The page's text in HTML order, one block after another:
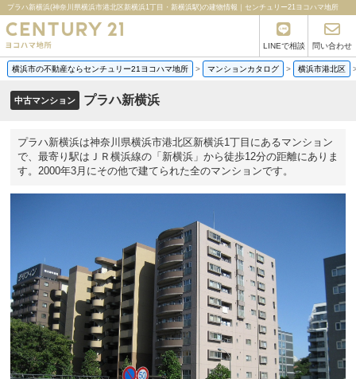
プラハ新横浜(神奈川県横浜市港北区新横浜1丁目・新横浜駅)の建物情報｜センチュリー21ヨコハマ地所
LINEで相談 問い合わせ
横浜市の不動産ならセンチュリー21ヨコハマ地所 > マンションカタログ > 横浜市港北区
中古マンション プラハ新横浜
プラハ新横浜は神奈川県横浜市港北区新横浜1丁目にあるマンション
で、最寄り駅はＪＲ横浜線の「新横浜」から徒歩12分の距離にありま
す。2000年3月にその他で建てられた全のマンションです。